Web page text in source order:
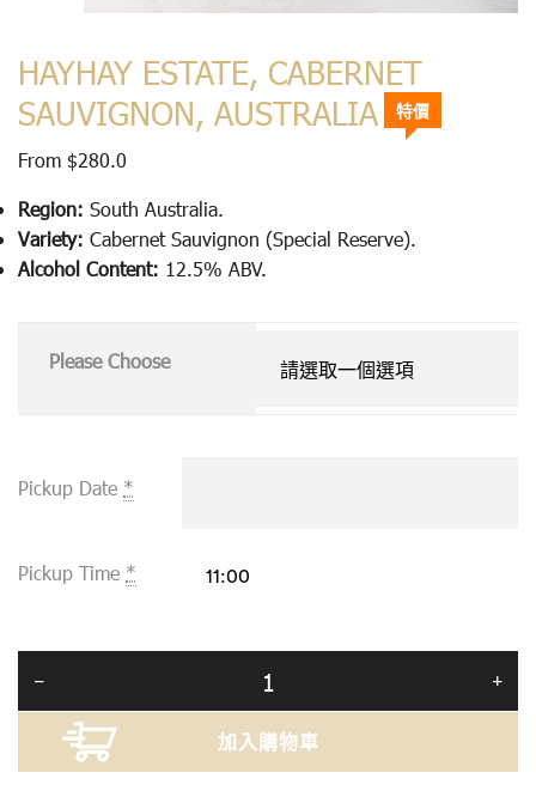
HAYHAY ESTATE, CABERNET
SAUVIGNON, AUSTRALIA
特價
From $280.0
Region: South Australia.
Variety: Cabernet Sauvignon (Special Reserve).
Alcohol Content: 12.5% ABV.
Please Choose
Pickup Date *
Pickup Time *
加入購物車